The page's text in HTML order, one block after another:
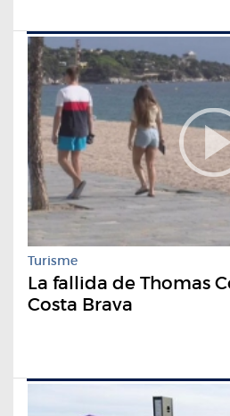
Turisme
La fallida de Thomas
Costa Brava